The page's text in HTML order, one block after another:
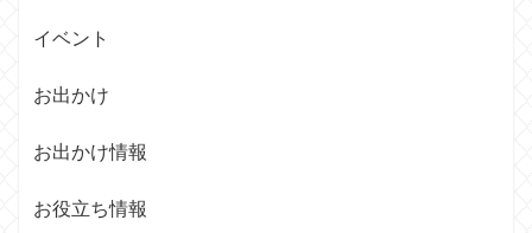
イベント
お出かけ
お出かけ情報
お役立ち情報